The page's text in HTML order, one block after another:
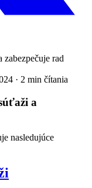
· 2 min čítania
a
nasledujúce